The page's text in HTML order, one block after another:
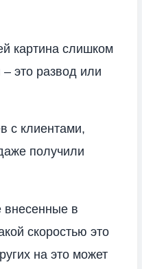
картина слишком
это развод или
с клиентами,
получили
внесенные в
скоростью это
на это может